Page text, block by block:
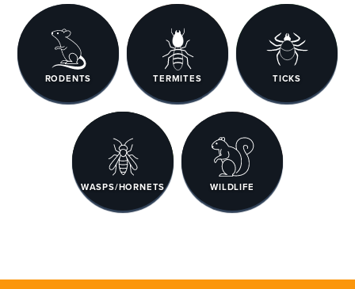
RODENTS TERMITES TICKS
WASPS/HORNETS WILDLIFE